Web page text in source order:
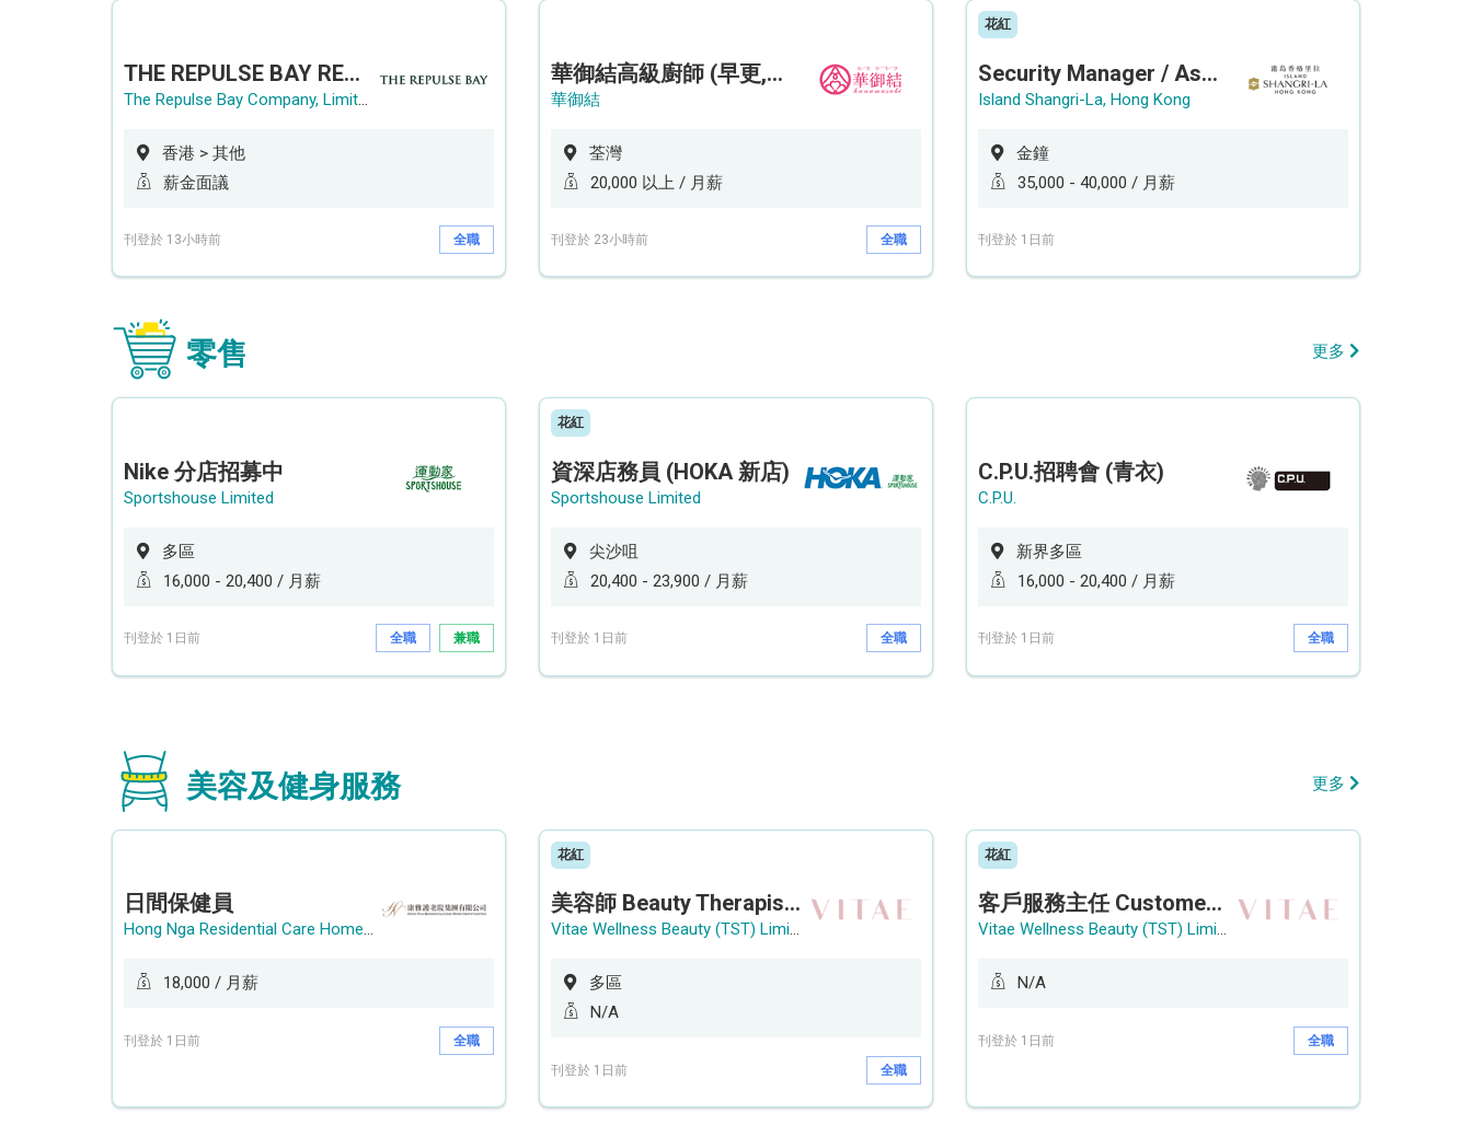
THE REPULSE BAY RECRUITMENT DAY 淺水灣影灣園人才招聘會
The Repulse Bay Company, Limited
香港 > 其他
薪金面議
刊登於 13小時前 全職
華御結高級廚師 (早更,中央廚房)*底薪可達20k* (5天工作週)
華御結
荃灣
20,000 以上 / 月薪
刊登於 23小時前 全職
花紅
Security Manager / Assistant Security Manager
Island Shangri-La, Hong Kong
金鐘
35,000 - 40,000 / 月薪
刊登於 1日前
零售 更多
Nike 分店招募中
Sportshouse Limited
多區
16,000 - 20,400 / 月薪
刊登於 1日前 全職 兼職
花紅
資深店務員 (HOKA 新店)
Sportshouse Limited
尖沙咀
20,400 - 23,900 / 月薪
刊登於 1日前 全職
C.P.U.招聘會 (青衣)
C.P.U.
新界多區
16,000 - 20,400 / 月薪
刊登於 1日前 全職
美容及健身服務 更多
日間保健員
Hong Nga Residential Care Home Group Limited
18,000 / 月薪
刊登於 1日前 全職
花紅
美容師 Beauty Therapist (銅鑼灣 / 尖沙咀)
Vitae Wellness Beauty (TST) Limited
多區
N/A
刊登於 1日前 全職
花紅
客戶服務主任 Customer Service Officer (銅鑼灣)
Vitae Wellness Beauty (TST) Limited
N/A
刊登於 1日前 全職